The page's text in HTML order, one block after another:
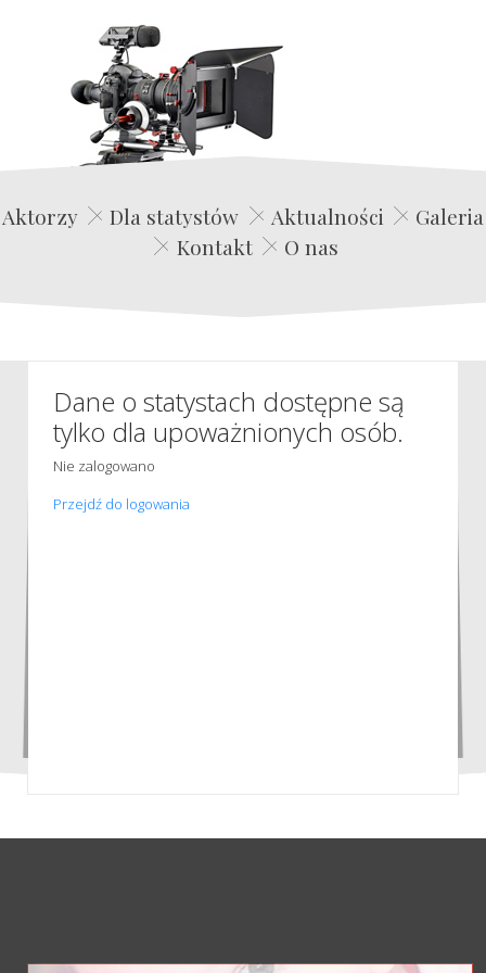
Edwin Film Agencja Aktorska
Aktorzy Dla statystów Aktualności
Galeria
Kontakt
O nas
Dane o statystach dostępne są
tylko dla upoważnionych osób.
Nie zalogowano
Przejdź do logowania